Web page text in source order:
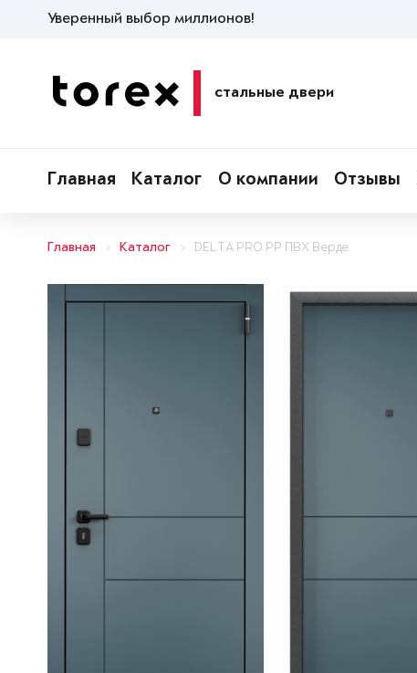
Уверенный выбор миллионов!
стальные двери
Главная Каталог О компании Отзывы
Главная Каталог DELTA PRO PP ПВХ Верде